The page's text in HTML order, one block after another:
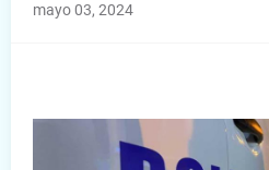
mayo 03, 2024